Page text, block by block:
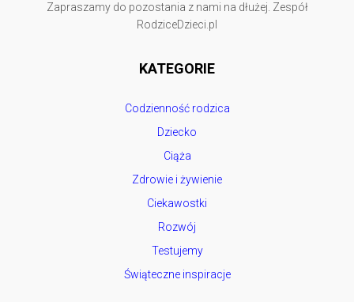
Zapraszamy do pozostania z nami na dłużej. Zespół
RodziceDzieci.pl
KATEGORIE
Codzienność rodzica
Dziecko
Ciąża
Zdrowie i żywienie
Ciekawostki
Rozwój
Testujemy
Świąteczne inspiracje